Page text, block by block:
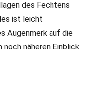
des Fechtens
ist leicht
Augenmerk auf die
näheren Einblick